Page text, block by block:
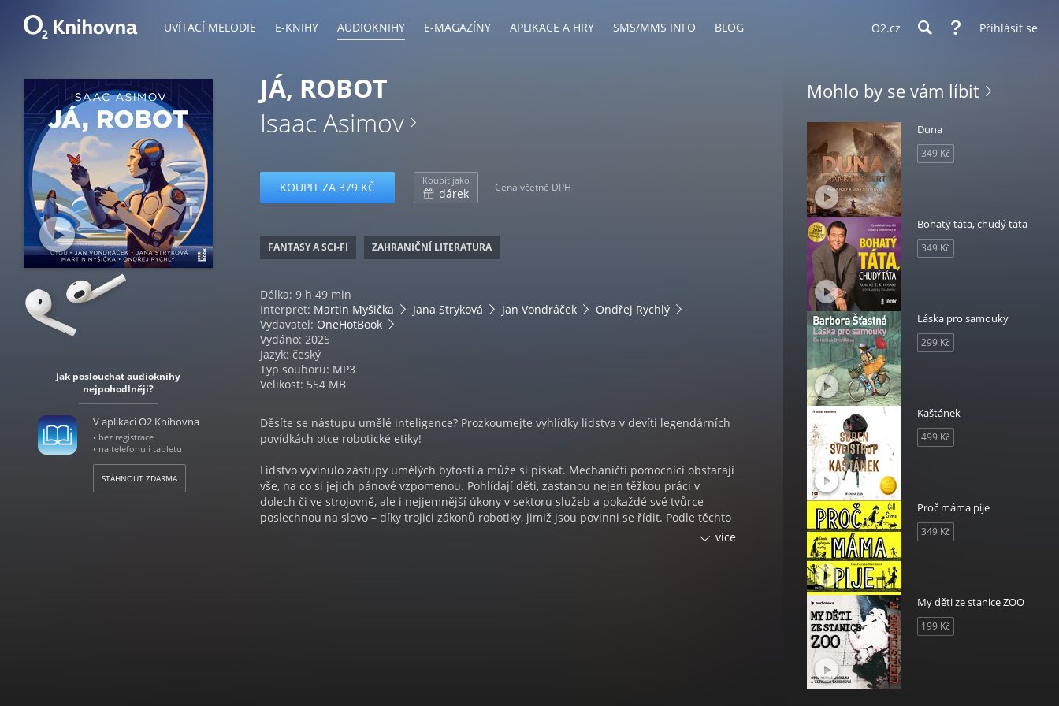
UVÍTACÍ MELODIE E-KNIHY AUDIOKNIHY E-MAGAZÍNY APLIKACE A HRY SMS/MMS INFO BLOG O2.cz Přihlásit se
Jak poslouchat audioknihy
nejpohodlněji?
V aplikaci O2 Knihovna
• bez registrace
• na telefonu i tabletu
STÁHNOUT ZDARMA
JÁ, ROBOT
Isaac Asimov
KOUPIT ZA 379 KČ Koupit jako
dárek Cena včetně DPH
FANTASY A SCI-FI ZAHRANIČNÍ LITERATURA
Délka: 9 h 49 min
Interpret: Martin Myšička Jana Stryková Jan Vondráček
Ondřej Rychlý
Vydavatel: OneHotBook
Vydáno: 2025
Jazyk: český
Typ souboru: MP3
Velikost: 554 MB
Děsíte se nástupu umělé inteligence? Prozkoumejte vyhlídky lidstva v devíti legendárních
povídkách otce robotické etiky!
Lidstvo vyvinulo zástupy umělých bytostí a může si pískat. Mechaničtí pomocníci obstarají
vše, na co si jejich pánové vzpomenou. Pohlídají děti, zastanou nejen těžkou práci v
dolech či ve strojovně, ale i nejjemnější úkony v sektoru služeb a pokaždé své tvůrce
poslechnou na slovo – díky trojici zákonů robotiky, jimiž jsou povinni se řídit. Podle těchto
ustanovení nesmějí člověku ublížit ani dopustit, aby se mu cokoli přihodilo, dokonce hovíce
Mohlo by se vám líbit
Duna
349 Kč
Bohatý táta, chudý táta
349 Kč
Láska pro samouky
299 Kč
Kaštánek
499 Kč
Proč máma pije
349 Kč
My děti ze stanice ZOO
199 Kč